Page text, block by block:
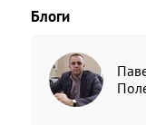
Блоги